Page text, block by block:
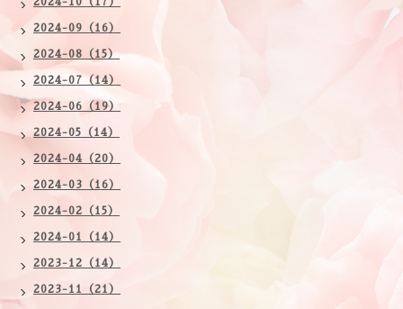
2024-09（16）
2024-08（15）
2024-07（14）
2024-06（19）
2024-05（14）
2024-04（20）
2024-03（16）
2024-02（15）
2024-01（14）
2023-12（14）
2023-11（21）